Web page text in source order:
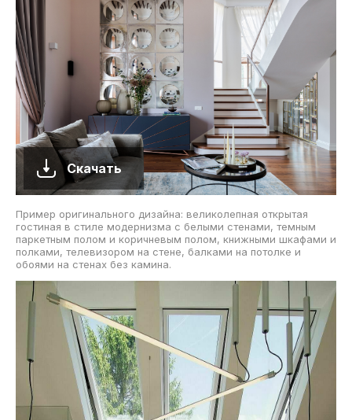
Скачать
Пример оригинального дизайна: великолепная открытая
гостиная в стиле модернизма с белыми стенами, темным
паркетным полом и коричневым полом, книжными шкафами и
полками, телевизором на стене, балками на потолке и
обоями на стенах без камина.